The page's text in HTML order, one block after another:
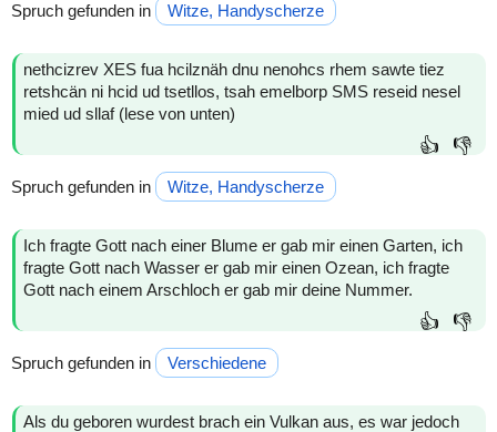
Spruch gefunden in Witze, Handyscherze
nethcizrev XES fua hcilznäh dnu nenohcs rhem sawte tiez
retshcän ni hcid ud tsetllos, tsah emelborp SMS reseid nesel
mied ud sllaf (lese von unten)
👍 👎
Spruch gefunden in Witze, Handyscherze
Ich fragte Gott nach einer Blume er gab mir einen Garten, ich
fragte Gott nach Wasser er gab mir einen Ozean, ich fragte
Gott nach einem Arschloch er gab mir deine Nummer.
👍 👎
Spruch gefunden in Verschiedene
Als du geboren wurdest brach ein Vulkan aus, es war jedoch